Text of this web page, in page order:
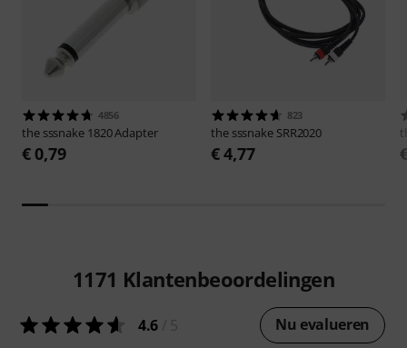
4856
the sssnake 1820 Adapter
€ 0,79
823
the sssnake SRR2020
€ 4,77
1171 Klantenbeoordelingen
4.6 Nu evalueren